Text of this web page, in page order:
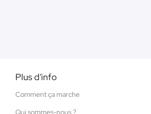
Plus d'info
Comment ça marche
Qui sommes-nous ?